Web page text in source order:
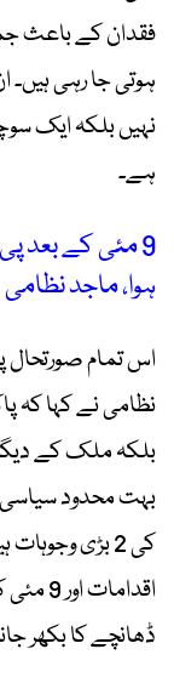
فقدان کے باعث
ہوتی جا رہی
نہیں بلکہ ایک
ہے۔
9 مئی کے بعد
ہوا، ماجد نظامی
اس تمام صورتحال
نظامی نے کہا کہ
بلکہ ملک کے
بہت محدود
کی 2 بڑی
ڈھانچے کا بکھر